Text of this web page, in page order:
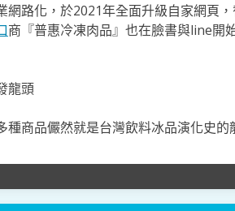
網路化，於2021年全面升級自家網頁
商『普惠冷凍肉品』也在臉書與line開
龍頭
種商品儼然就是台灣飲料冰品演化史的